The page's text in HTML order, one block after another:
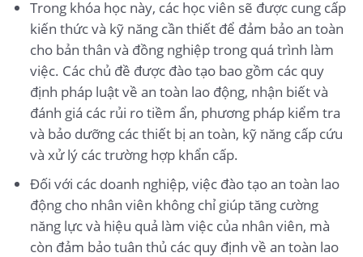
Trong khóa học này, các học viên sẽ được cung cấp
kiến thức và kỹ năng cần thiết để đảm bảo an toàn
cho bản thân và đồng nghiệp trong quá trình làm
việc. Các chủ đề được đào tạo bao gồm các quy
định pháp luật về an toàn lao động, nhận biết và
đánh giá các rủi ro tiềm ẩn, phương pháp kiểm tra
và bảo dưỡng các thiết bị an toàn, kỹ năng cấp cứu
và xử lý các trường hợp khẩn cấp.
Đối với các doanh nghiệp, việc đào tạo an toàn lao
động cho nhân viên không chỉ giúp tăng cường
năng lực và hiệu quả làm việc của nhân viên, mà
còn đảm bảo tuân thủ các quy định về an toàn lao